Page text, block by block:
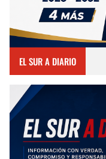
EL SUR A DIARIO